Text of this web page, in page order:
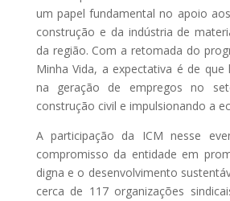
um papel fundamental no apoio
construção e da indústria de
da região. Com a retomada do
Minha Vida, a expectativa é de
na geração de empregos no
construção civil e impulsionando a
A participação da ICM nesse
compromisso da entidade em
digna e o desenvolvimento
cerca de 117 organizações